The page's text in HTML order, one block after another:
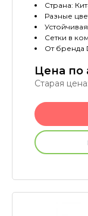
Страна:
Разные
Сетки в
От бренда
Цена по
Старая цена: